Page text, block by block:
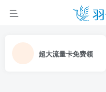
超大流量卡免费领